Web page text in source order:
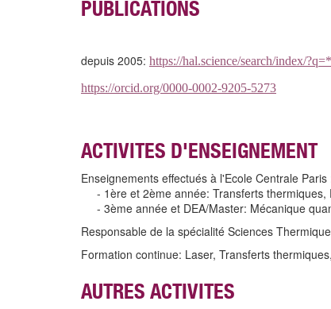
PUBLICATIONS
depuis 2005: https://hal.science/search/index/
https://orcid.org/0000-0002-9205-5273
ACTIVITES D'ENSEIGNEMENT
Enseignements effectués à l'Ecole Centrale Paris
- 1ère et 2ème année: Transferts thermiques,
- 3ème année et DEA/Master: Mécanique
Responsable de la spécialité Sciences
Formation continue: Laser, Transferts
AUTRES ACTIVITES